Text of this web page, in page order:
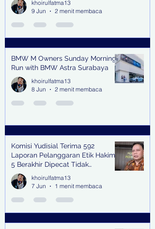
khoirulfatma13
9 Jun
2 menit membaca
BMW M Owners Sunday Morning
Run with BMW Astra Surabaya
khoirulfatma13
8 Jun
2 menit membaca
Komisi Yudisial Terima 592
Laporan Pelanggaran Etik Hakim,
5 Berakhir Dipecat Tidak
Terhormat
khoirulfatma13
7 Jun
1 menit membaca